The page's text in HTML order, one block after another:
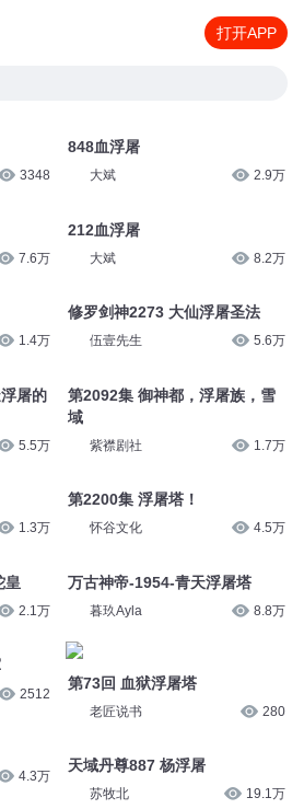
打开APP
3348
7.6万
1.4万
屠的
5.5万
1.3万
皇
2.1万
2512
4.3万
848血浮屠
大斌 2.9万
212血浮屠
大斌 8.2万
修罗剑神2273 大仙浮屠圣法
伍壹先生 5.6万
第2092集 御神都，浮屠族，雪
域
紫襟剧社 1.7万
第2200集 浮屠塔！
怀谷文化 4.5万
万古神帝-1954-青天浮屠塔
暮玖Ayla 8.8万
第73回 血狱浮屠塔
老匠说书 280
天域丹尊887 杨浮屠
苏牧北 19.1万